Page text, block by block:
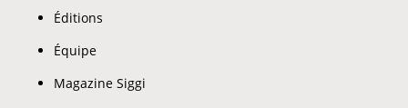
Éditions
Équipe
Magazine Siggi